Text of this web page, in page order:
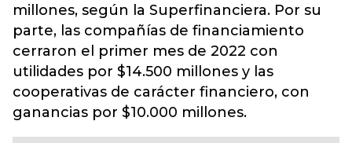
millones, según la Superfinanciera. Por su
parte, las compañías de financiamiento
cerraron el primer mes de 2022 con
utilidades por $14.500 millones y las
cooperativas de carácter financiero, con
ganancias por $10.000 millones.